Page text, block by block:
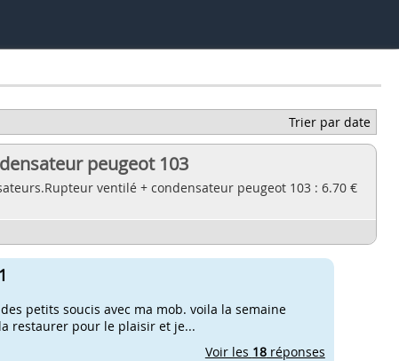
Trier par date
peugeot 103
ventilé + condensateur peugeot 103 : 6.70 €
petits soucis avec ma mob. voila la semaine
restaurer pour le plaisir et je...
Voir les 18réponses